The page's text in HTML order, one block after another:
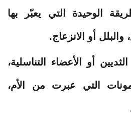
الوحيدة التي يعبّر بها
أو الانزعاج.
أو الأعضاء التناسلية،
التي عبرت من الأم،